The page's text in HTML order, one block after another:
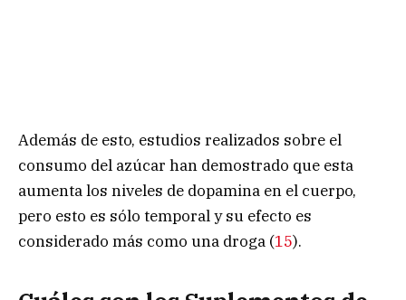
Además de esto, estudios realizados sobre el
consumo del azúcar han demostrado que esta
aumenta los niveles de dopamina en el cuerpo,
pero esto es sólo temporal y su efecto es
considerado más como una droga (15).